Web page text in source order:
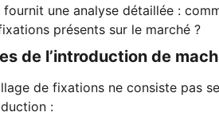
une analyse détaillée :
présents sur le marché ?
de l’introduction de
de fixations ne consiste pas
: